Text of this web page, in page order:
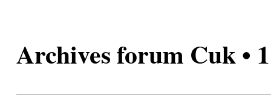
Archives forum Cuk •